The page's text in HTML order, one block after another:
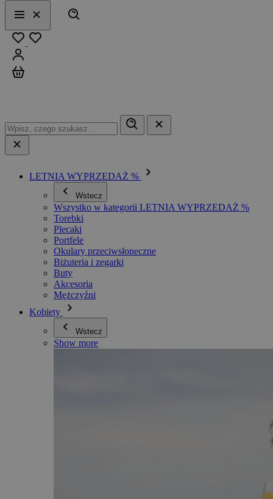
Menu
Zamknij
LETNIA WYPRZEDAŻ %
Wstecz
Wszystko w kategorii LETNIA WYPRZEDAŻ %
Torebki
Plecaki
Portfele
Okulary przeciwsłoneczne
Biżuteria i zegarki
Buty
Akcesoria
Mężczyźni
Kobiety
Wstecz
Show more